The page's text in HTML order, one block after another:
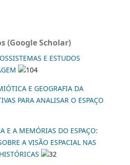
(Google Scholar)
E ESTUDOS
104
E GEOGRAFIA DA
PARA ANALISAR O ESPAÇO
E A MEMÓRIAS DO ESPAÇO:
A VISÃO ESPACIAL NAS
32